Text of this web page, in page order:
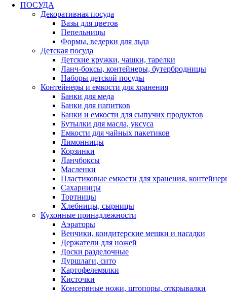
ПОСУДА
Декоративная посуда
Вазы для цветов
Пепельницы
Формы, ведерки для льда
Детская посуда
Детские кружки, чашки, тарелки
Ланч-боксы, контейнеры, бутербродницы
Наборы детской посуды
Контейнеры и емкости для хранения
Банки для меда
Банки для напитков
Банки и емкости для сыпучих продуктов
Бутылки для масла, уксуса
Емкости для чайных пакетиков
Лимонницы
Корзинки
Ланчбоксы
Масленки
Пластиковые емкости для хранения,
Сахарницы
Тортницы
Хлебницы, сырницы
Кухонные принадлежности
Аэраторы
Венчики, кондитерские мешки и насадки
Держатели для ножей
Доски разделочные
Дуршлаги, сито
Картофелемялки
Кисточки
Консервные ножи, штопоры, открывалки